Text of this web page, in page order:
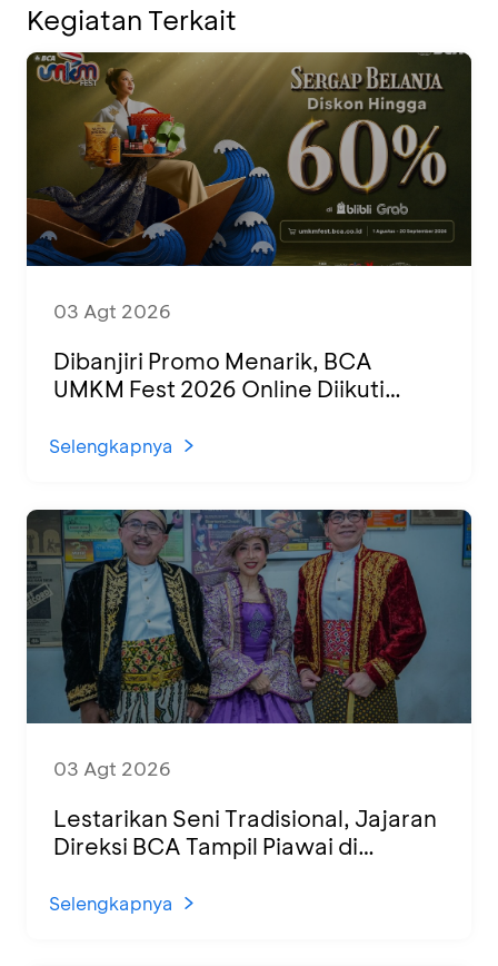
Kegiatan Terkait
03 Agt 2026
Dibanjiri Promo Menarik, BCA
UMKM Fest 2026 Online Diikuti
Selengkapnya
03 Agt 2026
Lestarikan Seni Tradisional, Jajaran
Direksi BCA Tampil Piawai di
Selengkapnya